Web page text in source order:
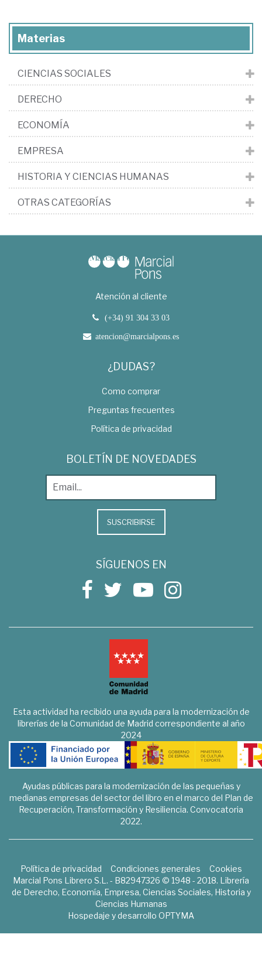
Materias
CIENCIAS SOCIALES
DERECHO
ECONOMÍA
EMPRESA
HISTORIA Y CIENCIAS HUMANAS
OTRAS CATEGORÍAS
Atención al cliente
(+34) 91 304 33 03
atencion@marcialpons.es
¿DUDAS?
Como comprar
Preguntas frecuentes
Política de privacidad
BOLETÍN DE NOVEDADES
SUSCRIBIRSE
SÍGUENOS EN
Esta actividad ha recibido una ayuda para la modernización de
librerías de la Comunidad de Madrid correspondiente al año
2024
Ayudas públicas para la modernización de las pequeñas y
medianas empresas del sector del libro en el marco del Plan de
Recuperación, Transformación y Resiliencia. Convocatoria
2022.
Política de privacidad Condiciones generales
Cookies
Marcial Pons Librero S.L. - B82947326 © 1948 - 2018. Librería
de Derecho, Economía, Empresa, Ciencias Sociales, Historia y
Ciencias Humanas
Hospedaje y desarrollo OPTYMA